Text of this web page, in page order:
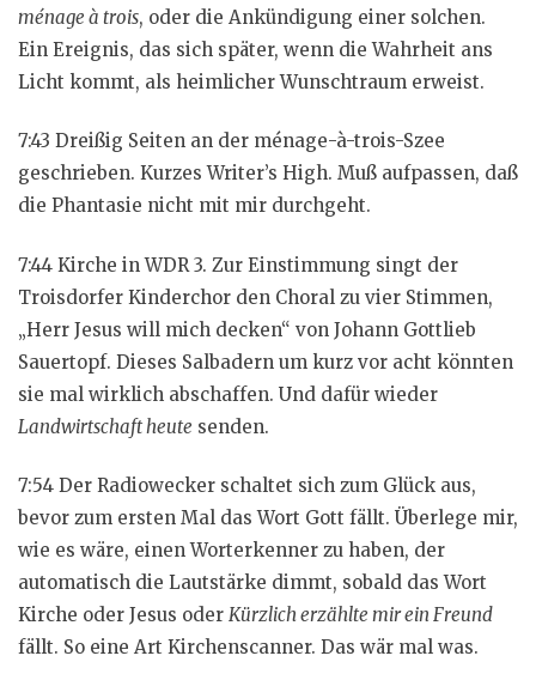
ménage à trois, oder die Ankündigung einer solchen.
Ein Ereignis, das sich später, wenn die Wahrheit ans
Licht kommt, als heimlicher Wunschtraum erweist.
7:43 Dreißig Seiten an der ménage-à-trois-Szee
geschrieben. Kurzes Writer’s High. Muß aufpassen, daß
die Phantasie nicht mit mir durchgeht.
7:44 Kirche in WDR 3. Zur Einstimmung singt der
Troisdorfer Kinderchor den Choral zu vier Stimmen,
„Herr Jesus will mich decken“ von Johann Gottlieb
Sauertopf. Dieses Salbadern um kurz vor acht könnten
sie mal wirklich abschaffen. Und dafür wieder
Landwirtschaft heute senden.
7:54 Der Radiowecker schaltet sich zum Glück aus,
bevor zum ersten Mal das Wort Gott fällt. Überlege mir,
wie es wäre, einen Worterkenner zu haben, der
automatisch die Lautstärke dimmt, sobald das Wort
Kirche oder Jesus oder Kürzlich erzählte mir ein Freund
fällt. So eine Art Kirchenscanner. Das wär mal was.